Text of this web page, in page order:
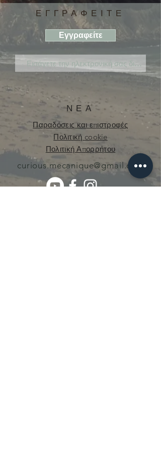
ΕΓΓΡΑΦΕΙΤΕ
Εγγραφείτε
ΝΕΑ
Παραδόσεις και επιστροφές
Πολιτική cookie
Πολιτική Απορρήτου
curious.mecanique@gmail.com